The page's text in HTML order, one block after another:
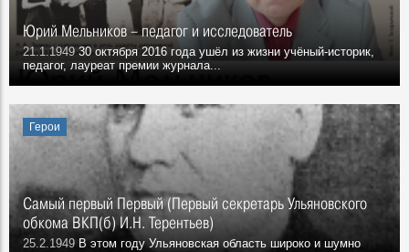
Юрий Мельников – педагог и исследователь
21.1.194930 октября 2016 года ушёл из жизни учёный-историк,
педагог, лауреат премии журнала...
Герои
Самый первый Первый (Первый секретарь Ульяновского
обкома ВКП(б) И.Н. Терентьев)
25.2.1949 В этом году Ульяновская область широко и шумно